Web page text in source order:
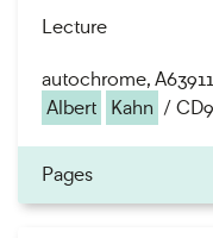
Lecture
autochrome,
Albert
Kahn /
Pages